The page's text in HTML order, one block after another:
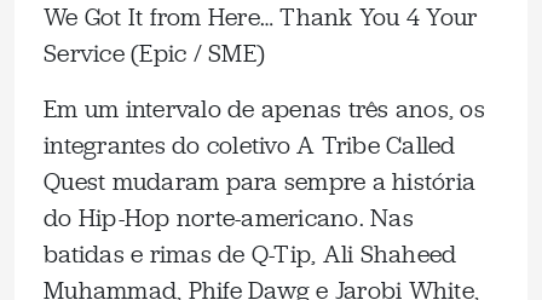
We Got It from Here… Thank You 4 Your
Service (Epic / SME)
Em um intervalo de apenas três anos, os
integrantes do coletivo A Tribe Called
Quest mudaram para sempre a história
do Hip-Hop norte-americano. Nas
batidas e rimas de Q-Tip, Ali Shaheed
Muhammad, Phife Dawg e Jarobi White,